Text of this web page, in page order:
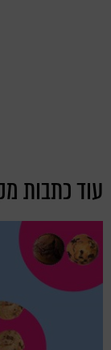
עוד כתבות